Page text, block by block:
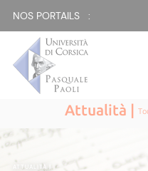
NOS PORTAILS :
Attualità |
ATTUALITÀ|